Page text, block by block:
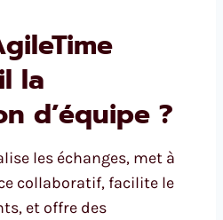
la
d’équipe ?
les échanges, met à
collaboratif, facilite le
et offre des